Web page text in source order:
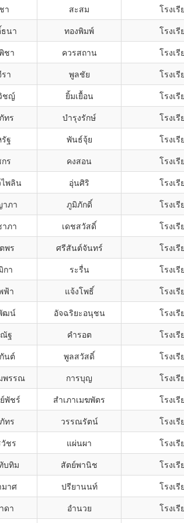
า สะสม โรงเรี
นา ทองพิมพ์ โรงเรี
ชา ควรสถาน โรงเรี
า พูลชัย โรงเรี
ชญ์ ยิ้มเยื้อน โรงเรี
ทร บำรุงรักษ์ โรงเรี
ฐ พันธ์จุ้ย โรงเรี
ร คงสอน โรงเรี
พลิน อุ่นศิริ โรงเรี
ภา ภูมิภักดิ์ โรงเรี
ภา เดชสวัสดิ์ โรงเรี
พร ศรีสันต์จันทร์ โรงเรี
กา ระรื่น โรงเรี
ฟ้า แจ้งโพธิ์ โรงเรี
ฒน์ อัจฉริยะอนุชน โรงเรี
ฐ คำรอต โรงเรี
นต์ พูลสวัสดิ์ โรงเรี
พรรณ การบุญ โรงเรี
พัชร์ สำเภาเมฆพัตร โรงเรี
ทร วรรณรัตน์ โรงเรี
ชร แผ่นผา โรงเรี
บทิม สัตย์พานิช โรงเรี
าศ ปรียานนท์ โรงเรี
ดา อำนวย โรงเรี